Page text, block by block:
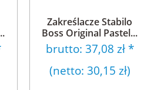
Zakreślacze Stabilo
Boss Original Pastel...
brutto: 37,08 zł*
(netto: 30,15 zł)